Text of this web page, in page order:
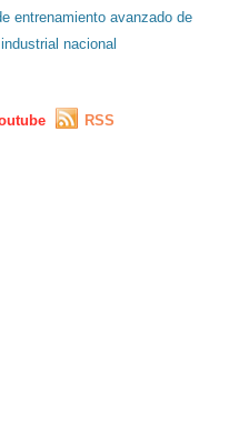
entrenamiento avanzado de
nacional
RSS